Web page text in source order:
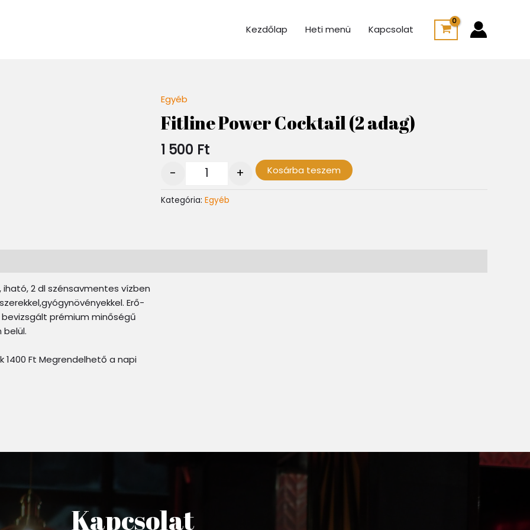
Kezdőlap Heti menü Kapcsolat
Egyéb
Fitline Power Cocktail (2 adag)
1 500 Ft
- + Kosárba teszem
Kategória: Egyéb
2 dl szénsavmentes vízben
Erő-
prémium minőségű
1400 Ft Megrendelhető a napi
Kapcsolat